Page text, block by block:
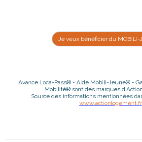
Je veux bénéficier du MOBILI-
Avance Loca-Pass® - Aide Mobili-Jeune® -
Mobilité® sont des marques
Source des informations mentionnées
www.actionlogement.fr